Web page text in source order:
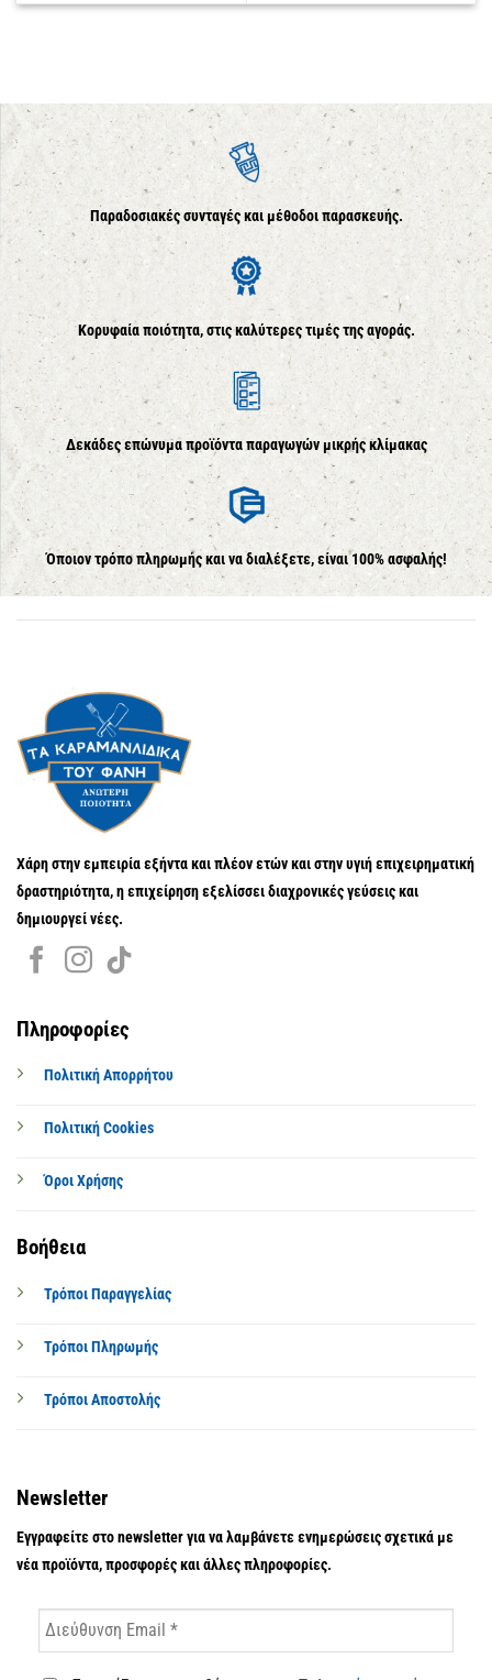
Παραδοσιακές συνταγές και μέθοδοι παρασκευής.
Κορυφαία ποιότητα, στις καλύτερες τιμές της αγοράς.
Δεκάδες επώνυμα προϊόντα παραγωγών μικρής κλίμακας
Όποιον τρόπο πληρωμής και να διαλέξετε, είναι 100% ασφαλής!
Χάρη στην εμπειρία εξήντα και πλέον ετών και στην υγιή επιχειρηματική
δραστηριότητα, η επιχείρηση εξελίσσει διαχρονικές γεύσεις και
δημιουργεί νέες.
Πληροφορίες
Πολιτική Απορρήτου
Πολιτική Cookies
Όροι Χρήσης
Βοήθεια
Τρόποι Παραγγελίας
Τρόποι Πληρωμής
Τρόποι Αποστολής
Newsletter
Εγγραφείτε στο newsletter για να λαμβάνετε ενημερώσεις σχετικά με
νέα προϊόντα, προσφορές και άλλες πληροφορίες.